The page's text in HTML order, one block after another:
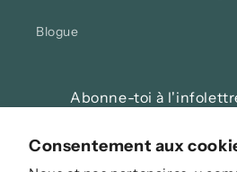
Consentement aux
Blogue
Abonne-toi à